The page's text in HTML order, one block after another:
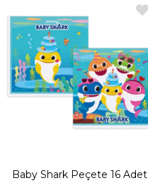
Baby Shark Peçete 16 Adet